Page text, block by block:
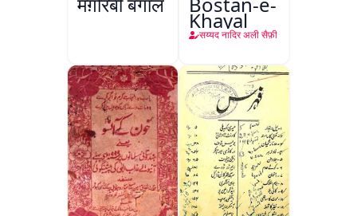
Khayal
सय्यद नादिर अली सैफ़ी